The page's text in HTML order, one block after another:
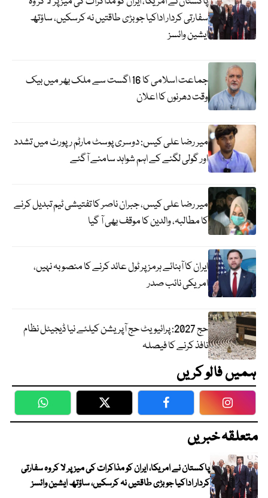
سفارتی کردار اداکیا جو بڑی طاقتیں نہ کرسکیں، ساؤتھ
ایشین وائسز
جماعت اسلامی کا 16 اگست سے ملک بھر میں بیک
وقت دھرنوں کا اعلان
میر رضا علی کیس: دوسری پوسٹ مارٹم رپورٹ میں تشدد
اور گولی لگنے کے اہم شواہد سامنے آگئے
میر رضا علی کیس، جبران ناصر کا تفتیشی ٹیم تبدیل کرنے
کا مطالبہ، والدین کا موقف بھی آ گیا
ایران کا آبنائے ہرمز پر ٹول عائد کرنے کا منصوبہ نہیں،
امریکی نائب صدر
حج 2027: پرائیویٹ حج آپریشن کیلئے نیا ڈیجیٹل نظام
نافذ کرنے کا فیصلہ
ہمیں فالو کریں
WhatsApp Twitter Facebook
متعلقہ خبریں
پاکستان نے امریکا، ایران کو مذاکرات کی میز پر لا کر وہ سفارتی
کردار اداکیا جو بڑی طاقتیں نہ کرسکیں، ساؤتھ ایشین وائسز